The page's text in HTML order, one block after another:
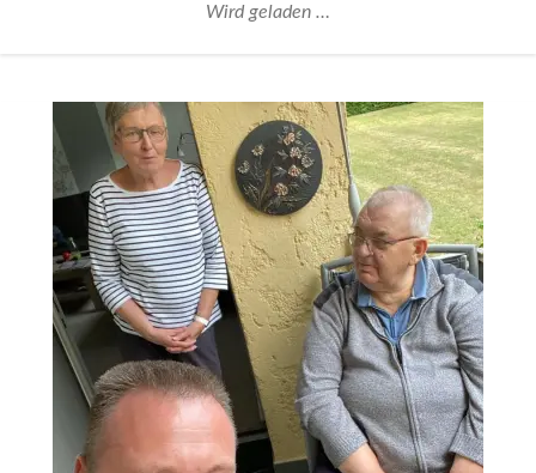
Wird geladen …